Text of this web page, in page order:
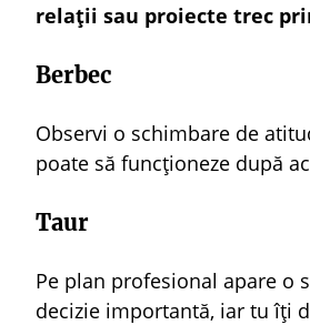
relații sau proiecte trec
Berbec
Observi o schimbare de
poate să funcționeze după
Taur
Pe plan profesional apare o
decizie importantă, iar tu îți